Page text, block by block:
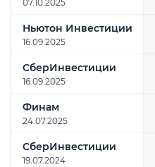
07.10.2025
Ньютон Инвестиции
16.09.2025
СберИнвестиции
16.09.2025
Финам
24.07.2025
СберИнвестиции
19.07.2024